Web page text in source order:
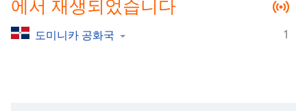
Skip
Forward
Mute
Current
에서 재생되었습니다
도미니카 공화국 1